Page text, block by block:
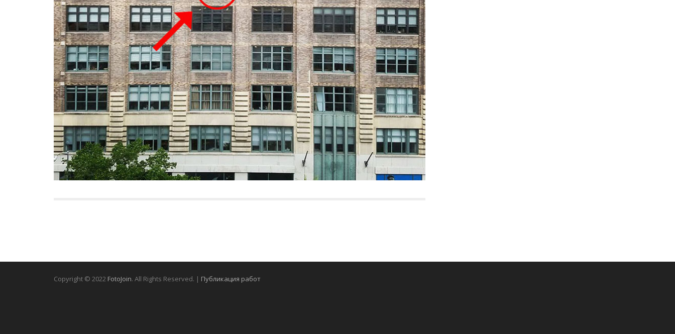
Copyright © 2022 FotoJoin. All Rights Reserved. | Публикация работ